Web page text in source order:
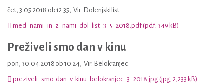
čet, 3.05.2018 ob 12:35, Vir: Dolenjski list
med_nami_in_z_nami_dol_list_3_5_2018.pdf (pdf; 349 kB)
Preživeli smo dan v kinu
pon, 30.04.2018 ob 10:24, Vir: Belokranjec
preziveli_smo_dan_v_kinu_belokranjec_3_2018.jpg (jpg; 2,233 kB)